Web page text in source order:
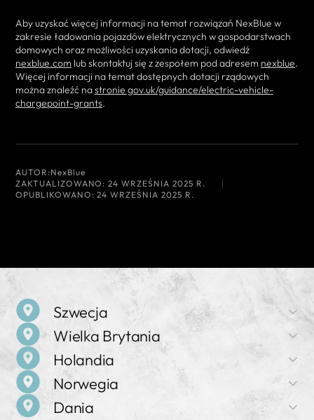
Aby uzyskać więcej informacji na temat rozwiązań NexBlue w
zakresie ładowania pojazdów elektrycznych w gospodarstwach
domowych oraz możliwości uzyskania dotacji, odwiedź
nexblue.com lub skontaktuj się z zespołem pod adresem nexblue.
Więcej informacji na temat dostępnych dotacji rządowych
można znaleźć nastronie gov.uk/guidance/electric-vehicle-
chargepoint-grants.
AUTOR:NexBlue
ZAKTUALIZOWANO: 24 WRZEŚNIA 2025 R.
OPUBLIKOWANO: 24 WRZEŚNIA 2025 R.
Szwecja
Nazwa firmy
NexBlue
Adres
Birger Jarlsgatan 57 C, 113 56 Sztokholm, Szwecja
Wielka Brytania
Nazwa firmy
NexBlue
Adres
Holandia
Nazwa firmy
NexBlue
Norwegia
Nazwa firmy
Dania